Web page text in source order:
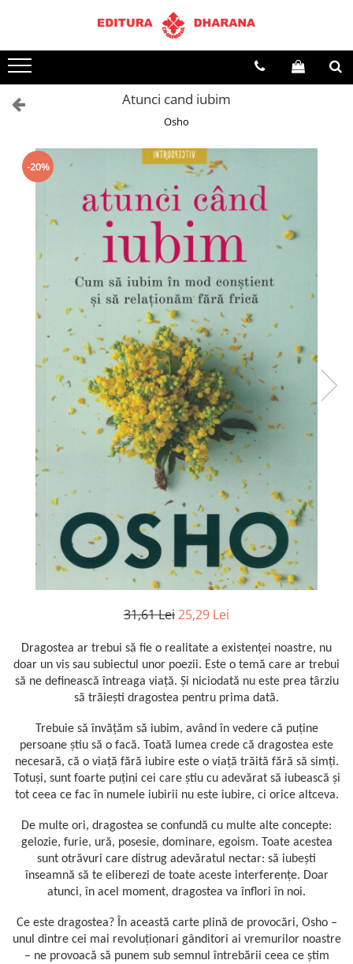
Terapii
Dietoterapie
Atunci cand iubim
Osho
-20%
31,61 Lei25,29 Lei
Dragostea ar trebui să fie o realitate a existenței noastre, nu
doar un vis sau subiectul unor poezii. Este o temă care ar trebui
să ne definească întreaga viață. Și niciodată nu este prea târziu
să trăiești dragostea pentru prima dată.
Trebuie să învățăm să iubim, având în vedere că puține
persoane știu să o facă. Toată lumea crede că dragostea este
necesară, că o viață fără iubire este o viață trăită fără să simți.
Totuși, sunt foarte puțini cei care știu cu adevărat să iubească și
tot ceea ce fac în numele iubirii nu este iubire, ci orice altceva.
De multe ori, dragostea se confundă cu multe alte concepte:
gelozie, furie, ură, posesie, dominare, egoism. Toate acestea
sunt otrăvuri care distrug adevăratul nectar: să iubești
înseamnă să te eliberezi de toate aceste interferențe. Doar
atunci, în acel moment, dragostea va înflori în noi.
Ce este dragostea? În această carte plină de provocări, Osho –
unul dintre cei mai revoluționari gânditori ai vremurilor noastre
– ne provoacă să punem sub semnul întrebării ceea ce știm